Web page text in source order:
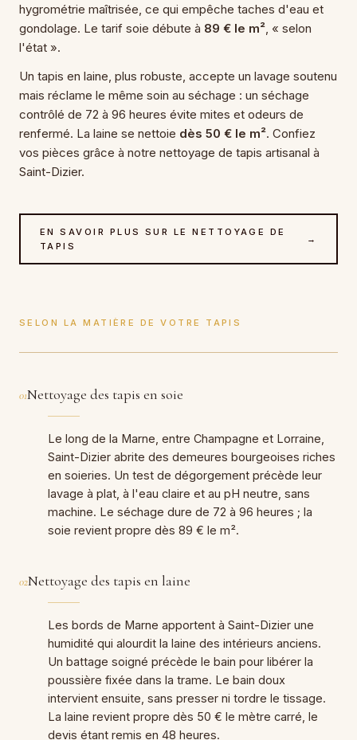
hygrométrie maîtrisée, ce qui empêche taches d'eau et
gondolage. Le tarif soie débute à 89 € le m² , « selon
l'état ».
Un tapis en laine, plus robuste, accepte un lavage soutenu
mais réclame le même soin au séchage : un séchage
contrôlé de 72 à 96 heures évite mites et odeurs de
renfermé. La laine se nettoie dès 50 € le m². Confiez
vos pièces grâce à notre nettoyage de tapis artisanal à
Saint-Dizier.
EN SAVOIR PLUS SUR LE NETTOYAGE DE
TAPIS
→
SELON LA MATIÈRE DE VOTRE TAPIS
01Nettoyage des tapis en soie
Le long de la Marne, entre Champagne et Lorraine,
Saint-Dizier abrite des demeures bourgeoises riches
en soieries. Un test de dégorgement précède leur
lavage à plat, à l'eau claire et au pH neutre, sans
machine. Le séchage dure de 72 à 96 heures ; la
soie revient propre dès 89 € le m².
02Nettoyage des tapis en laine
Les bords de Marne apportent à Saint-Dizier une
humidité qui alourdit la laine des intérieurs anciens.
Un battage soigné précède le bain pour libérer la
poussière fixée dans la trame. Le bain doux
intervient ensuite, sans presser ni tordre le tissage.
La laine revient propre dès 50 € le mètre carré, le
devis étant remis en 48 heures.